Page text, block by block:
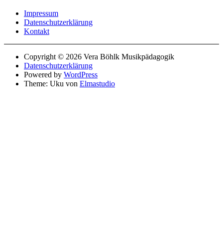
Impressum
Datenschutzerklärung
Kontakt
Copyright © 2026 Vera Böhlk Musikpädagogik
Datenschutzerklärung
Powered by WordPress
Theme: Uku von Elmastudio